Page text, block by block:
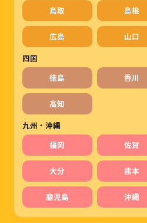
鳥取
島根
広島
山口
四国
徳島
香川
高知
九州・沖縄
福岡
佐賀
大分 熊本
鹿児島 沖縄